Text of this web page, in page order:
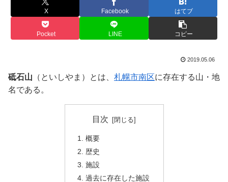
X Facebook はてブ
Pocket LINE コピー
2019.05.06
砥石山 （といしやま）とは、 札幌市南区に存在する山・地
名である。
目次
概要
歴史
施設
過去に存在した施設